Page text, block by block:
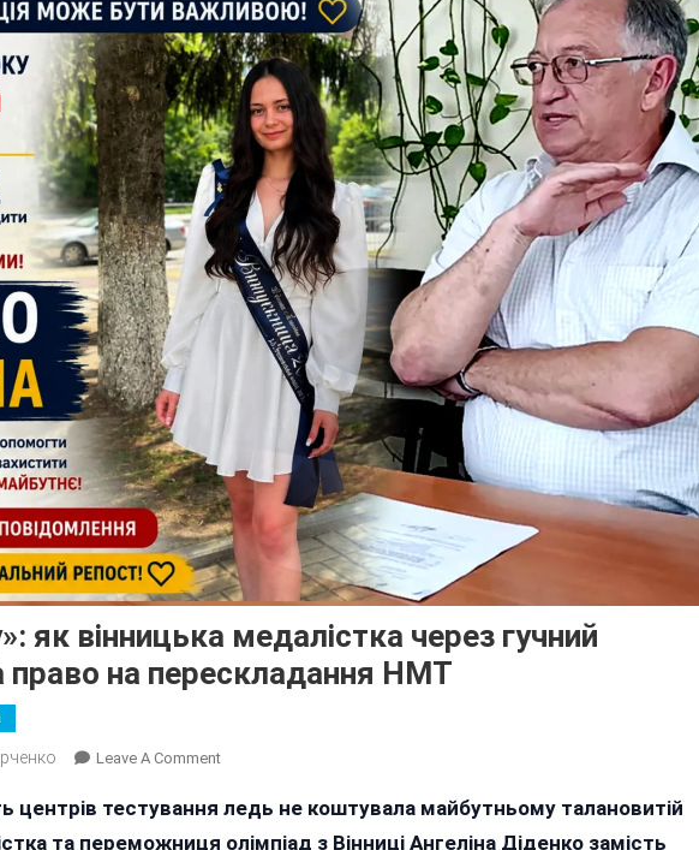
як вінницька медалістка через гучний
право на перескладання НМТ
Leave A CommentOn
По
Барабану»:
центрів тестування ледь не коштувала майбутньому талановитій
та переможниця олімпіад з Вінниці Ангеліна Діденко замість